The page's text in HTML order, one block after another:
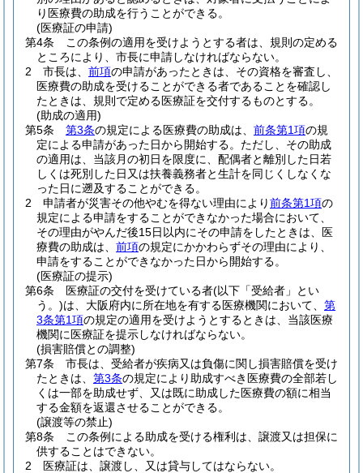
り医療費の助成を行うことができる。
(医療証の申請)
第4条
この条例の適用を受けようとする者は、規則の定める
ところにより、市長に申請しなければならない。
2
市長は、 前項の申請があったときは、その資格を審査し、
医療費の助成を受けることができる者であることを確認し
たときは、規則で定める医療証を交付するものとする。
(助成の適用)
第5条
第3条の規定による医療費の助成は、 前条第1項の規
定による申請があった日から開始する。 ただし、その助成
の適用は、当該月の初日を限度に、配偶者と離別した日若
しくは死別した日又は扶養義務者と生計を同じくしなくな
った日に遡及することができる。
2
申請者が災害その他やむを得ない理由により前条第1項の
規定による申請をすることができなかった場合において、
その理由がやんだ後15日以内にその申請をしたときは、医
療費の助成は、 前項の規定にかかわらずその理由により、
申請をすることができなかった日から開始する。
(医療証の提示)
第6条
医療証の交付を受けている者(以下「受給者」とい
う。)は、大阪府内に所在地を有する医療機関において、 第
3条第1項の規定の適用を受けようとするときは、当該医療
機関に医療証を提示しなければならない。
(損害賠償との調整)
第7条
市長は、受給者が疾病又は負傷に関し損害賠償を受け
たときは、 第3条の規定により助成すべき医療費の全部若し
くは一部を助成せず、又は既に助成した医療費の額に相当
する金額を返還させることができる。
(譲渡等の禁止)
第8条
この条例による助成を受ける権利は、譲渡又は担保に
供することはできない。
2
医療証は、譲渡し、又は貸与してはならない。